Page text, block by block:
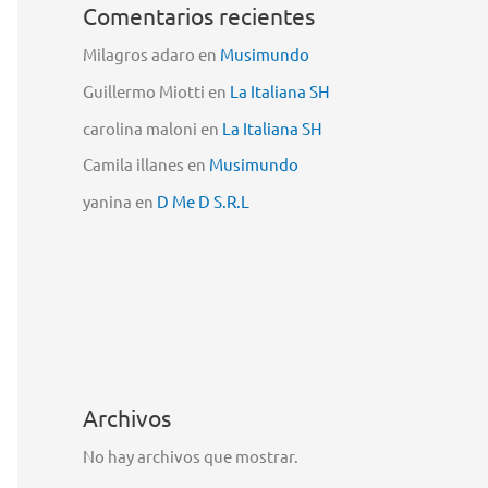
Comentarios recientes
Milagros adaro en Musimundo
Guillermo Miotti en La Italiana SH
carolina maloni en La Italiana SH
Camila illanes en Musimundo
yanina en D Me D S.R.L
Archivos
No hay archivos que mostrar.